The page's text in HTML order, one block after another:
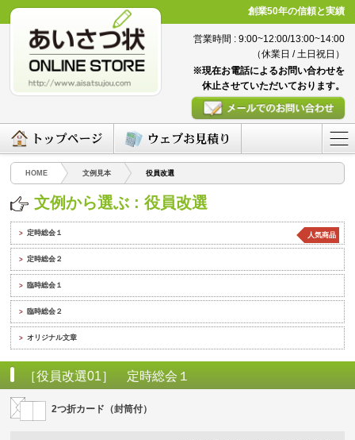
創業50年の信頼と実績
営業時間 : 9:00~12:00/13:00~14:00
（休業日 / 土日祝日）
※現在お電話によるお問い合わせを
休止させていただいております。
HOME 文例見本 役員改選
文例から選ぶ : 役員改選
> 定時総会１ 人気商品
> 定時総会２
> 臨時総会１
> 臨時総会２
> オリジナル文章
［役員改選01］ 定時総会１
2つ折カード（封筒付）